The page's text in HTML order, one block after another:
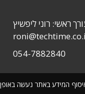
איסוף המידע באתר נעשה
ראשי: רוני ליפשיץ
054-7882840